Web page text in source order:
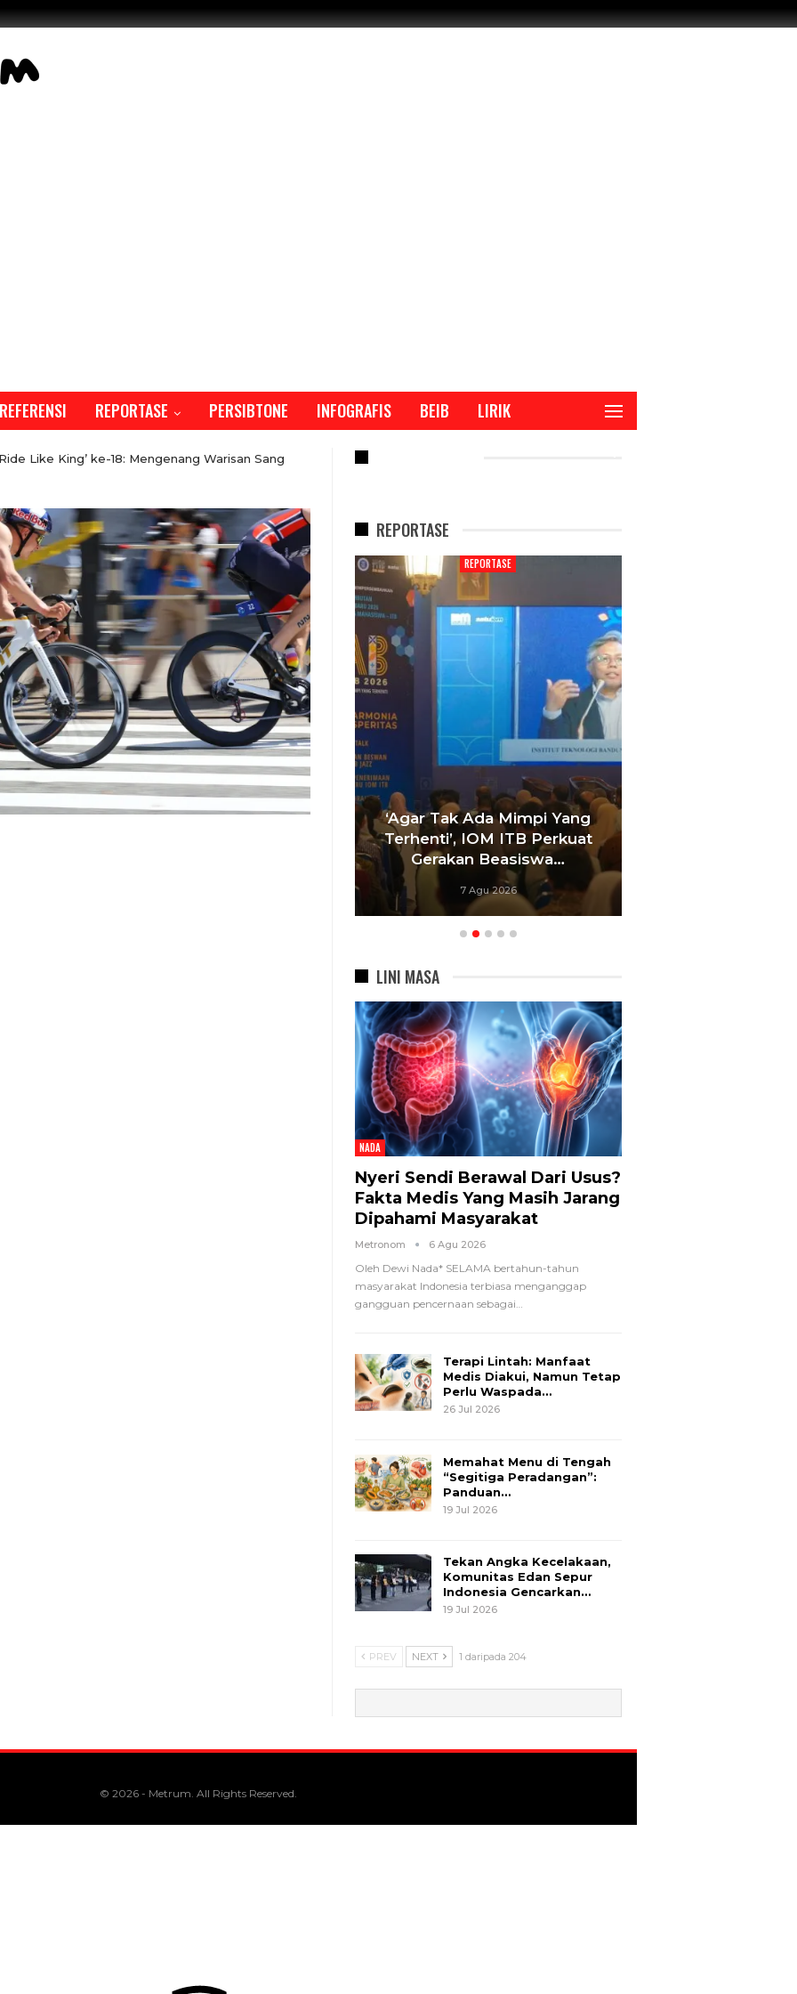
REFERENSI REPORTASE PERSIBTONE INFOGRAFIS BEIB LIRIK
Like King’ ke-18: Mengenang Warisan Sang
REPORTASE
REPORTASE
Tren Bergeser, Generasi
Muda Mulai Tinggalkan Pesta
REPORTASE
‘Agar Tak Ada Mimpi Yang
Terhenti’, IOM ITB Perkuat
Gerakan Beasiswa…
7 Agu 2026
LINI MASA
NADA
Nyeri Sendi Berawal Dari Usus?
Fakta Medis Yang Masih Jarang
Dipahami Masyarakat
Metronom 6 Agu 2026
Oleh Dewi Nada* SELAMA bertahun-tahun
masyarakat Indonesia terbiasa menganggap
gangguan pencernaan sebagai…
Terapi Lintah: Manfaat
Medis Diakui, Namun Tetap
Perlu Waspada…
26 Jul 2026
Memahat Menu di Tengah
“Segitiga Peradangan”:
Panduan…
19 Jul 2026
Tekan Angka Kecelakaan,
Komunitas Edan Sepur
Indonesia Gencarkan…
19 Jul 2026
PREV NEXT 1 daripada 204
© 2026 - Metrum. All Rights Reserved.